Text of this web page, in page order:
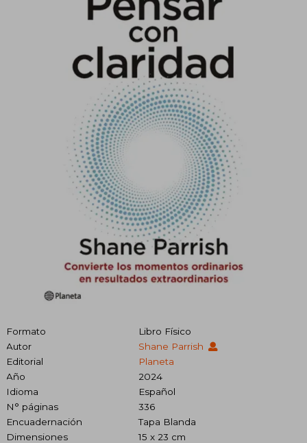
Formato
Libro Físico
Autor
Shane Parrish
Editorial
Planeta
Año
2024
Idioma
Español
N° páginas
336
Encuadernación
Tapa Blanda
Dimensiones
15 x 23 cm